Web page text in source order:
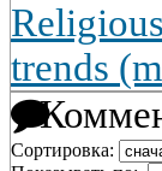
trends
Сортировка: